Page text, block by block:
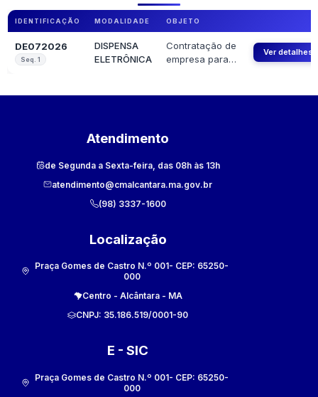
IDENTIFICAÇÃO MODALIDADE OBJETO
DE072026
Seq. 1
DISPENSA
ELETRÔNICA
Contratação de
empresa para
necessidade da
MUNICIPAL DE
ALCÂNTARA/MA
Ver detalhes
Atendimento
de Segunda a Sexta-feira, das 08h às 13h
atendimento@cmalcantara.ma.gov.br
(98) 3337-1600
Localização
Praça Gomes de Castro N.º 001- CEP: 65250-
000
Centro - Alcântara- MA
CNPJ: 35.186.519/0001-90
E - SIC
Praça Gomes de Castro N.º 001- CEP: 65250-
000